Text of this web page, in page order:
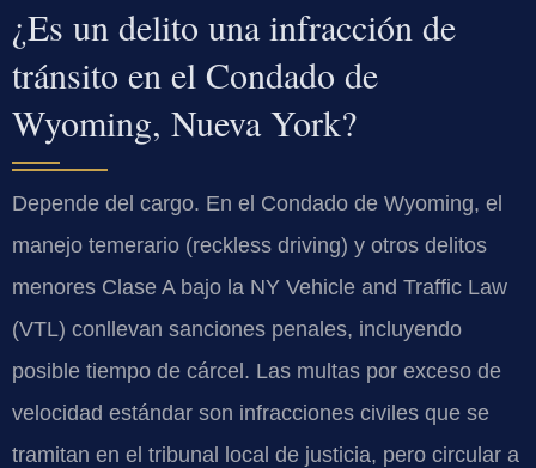
¿Es un delito una infracción de
tránsito en el Condado de
Wyoming, Nueva York?
Depende del cargo. En el Condado de Wyoming, el
manejo temerario (reckless driving) y otros delitos
menores Clase A bajo la NY Vehicle and Traffic Law
(VTL) conllevan sanciones penales, incluyendo
posible tiempo de cárcel. Las multas por exceso de
velocidad estándar son infracciones civiles que se
tramitan en el tribunal local de justicia, pero circular a